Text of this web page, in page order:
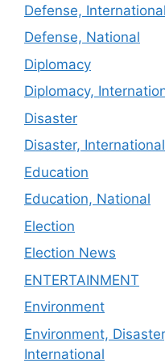
Defense, International
Defense, National
Diplomacy
Diplomacy,
Disaster
Disaster, International
Education
Education, National
Election
Election News
ENTERTAINMENT
Environment
Environment,
International